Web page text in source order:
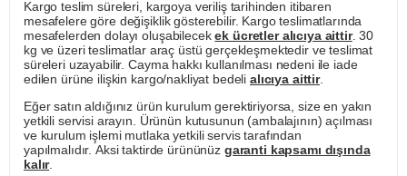
Kargo teslim süreleri, kargoya veriliş tarihinden itibaren
mesafelere göre değişiklik gösterebilir. Kargo teslimatlarında
mesafelerden dolayı oluşabilecekek ücretler alıcıya aittir. 30
kg ve üzeri teslimatlar araç üstü gerçekleşmektedir ve teslimat
süreleri uzayabilir. Cayma hakkı kullanılması nedeni ile iade
edilen ürüne ilişkin kargo/nakliyat bedeli alıcıya aittir.
Eğer satın aldığınız ürün kurulum gerektiriyorsa, size en yakın
yetkili servisi arayın. Ürünün kutusunun (ambalajının) açılması
ve kurulum işlemi mutlaka yetkili servis tarafından
yapılmalıdır. Aksi taktirde ürününüz garanti kapsamı dışında
kalır.